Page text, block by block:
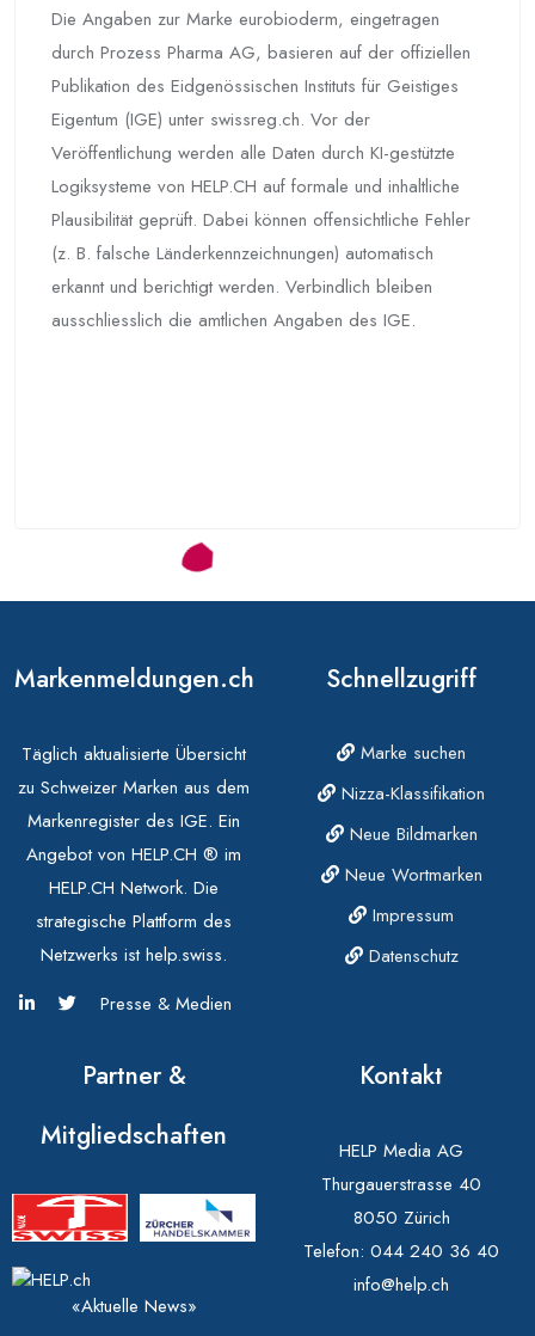
Die Angaben zur Marke eurobioderm, eingetragen
durch Prozess Pharma AG, basieren auf der offiziellen
Publikation des Eidgenössischen Instituts für Geistiges
Eigentum (IGE) unter swissreg.ch. Vor der
Veröffentlichung werden alle Daten durch KI-gestützte
Logiksysteme von HELP.CH auf formale und inhaltliche
Plausibilität geprüft. Dabei können offensichtliche Fehler
(z. B. falsche Länderkennzeichnungen) automatisch
erkannt und berichtigt werden. Verbindlich bleiben
ausschliesslich die amtlichen Angaben des IGE.
Markenmeldungen.ch
Täglich aktualisierte Übersicht
zu Schweizer Marken aus dem
Markenregister des IGE. Ein
Angebot von HELP.CH ® im
HELP.CH Network. Die
strategische Plattform des
Netzwerks ist help.swiss.
Presse & Medien
Schnellzugriff
Marke suchen
Nizza-Klassifikation
Neue Bildmarken
Neue Wortmarken
Impressum
Datenschutz
Partner &
Mitgliedschaften
«Aktuelle News»
Kontakt
HELP Media AG
Thurgauerstrasse 40
8050 Zürich
Telefon: 044 240 36 40
info@help.ch